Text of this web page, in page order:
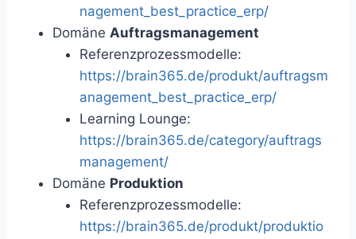
nagement_best_practice_erp/
Domäne Auftragsmanagement
Referenzprozessmodelle:
https://brain365.de/produkt/auftragsm
anagement_best_practice_erp/
Learning Lounge:
https://brain365.de/category/auftrags
management/
Domäne Produktion
Referenzprozessmodelle:
https://brain365.de/produkt/produktio